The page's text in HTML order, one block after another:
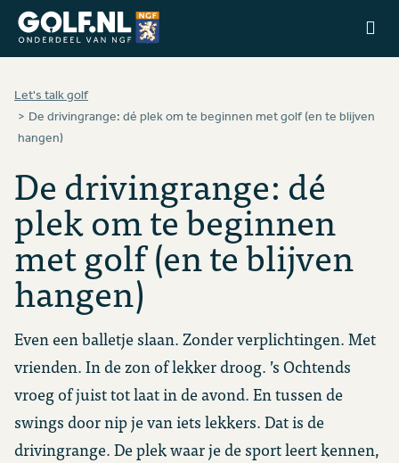
Ga naar de homepage van Golfstart
Let's talk golf
De drivingrange: dé plek om te beginnen met golf (en te blijven
hangen)
De drivingrange: dé
plek om te beginnen
met golf (en te blijven
hangen)
Even een balletje slaan. Zonder verplichtingen. Met
vrienden. In de zon of lekker droog. ’s Ochtends
vroeg of juist tot laat in de avond. En tussen de
swings door nip je van iets lekkers. Dat is de
drivingrange. De plek waar je de sport leert kennen,